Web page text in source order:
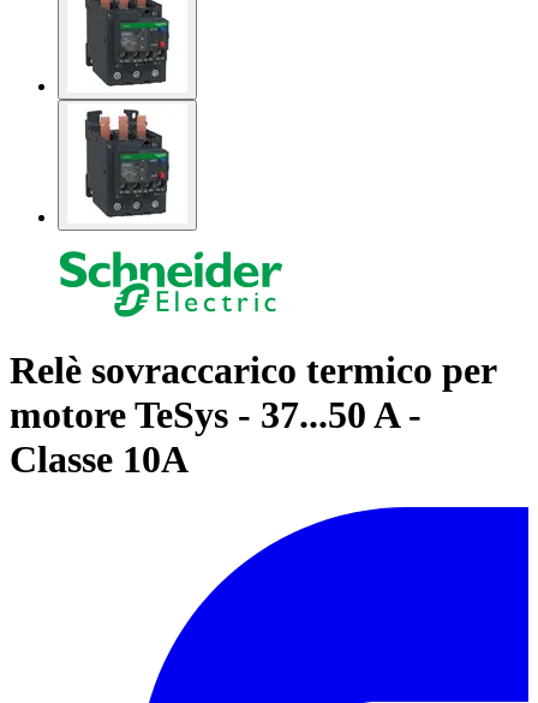
Relè sovraccarico termico per
motore TeSys - 37...50 A -
Classe 10A